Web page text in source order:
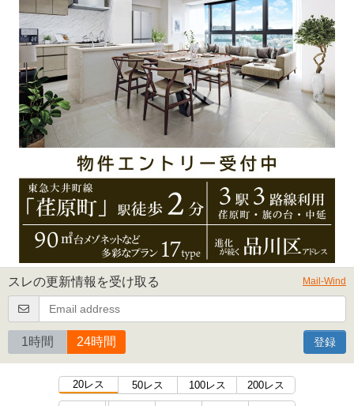
スレの更新情報を受け取る Mail-Wind
1時間 24時間 登録
20レス 50レス 100レス 200レス